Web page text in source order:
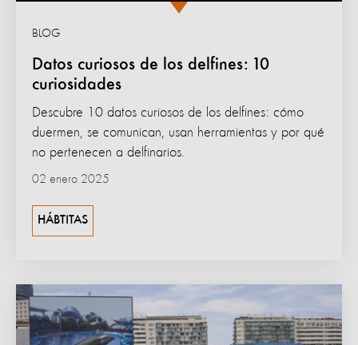
Datos curiosos de los delfines: 10
curiosidades
BLOG
Descubre 10 datos curiosos de los delfines: cómo
duermen, se comunican, usan herramientas y por qué
no pertenecen a delfinarios.
02 enero 2025
HÁBTITAS